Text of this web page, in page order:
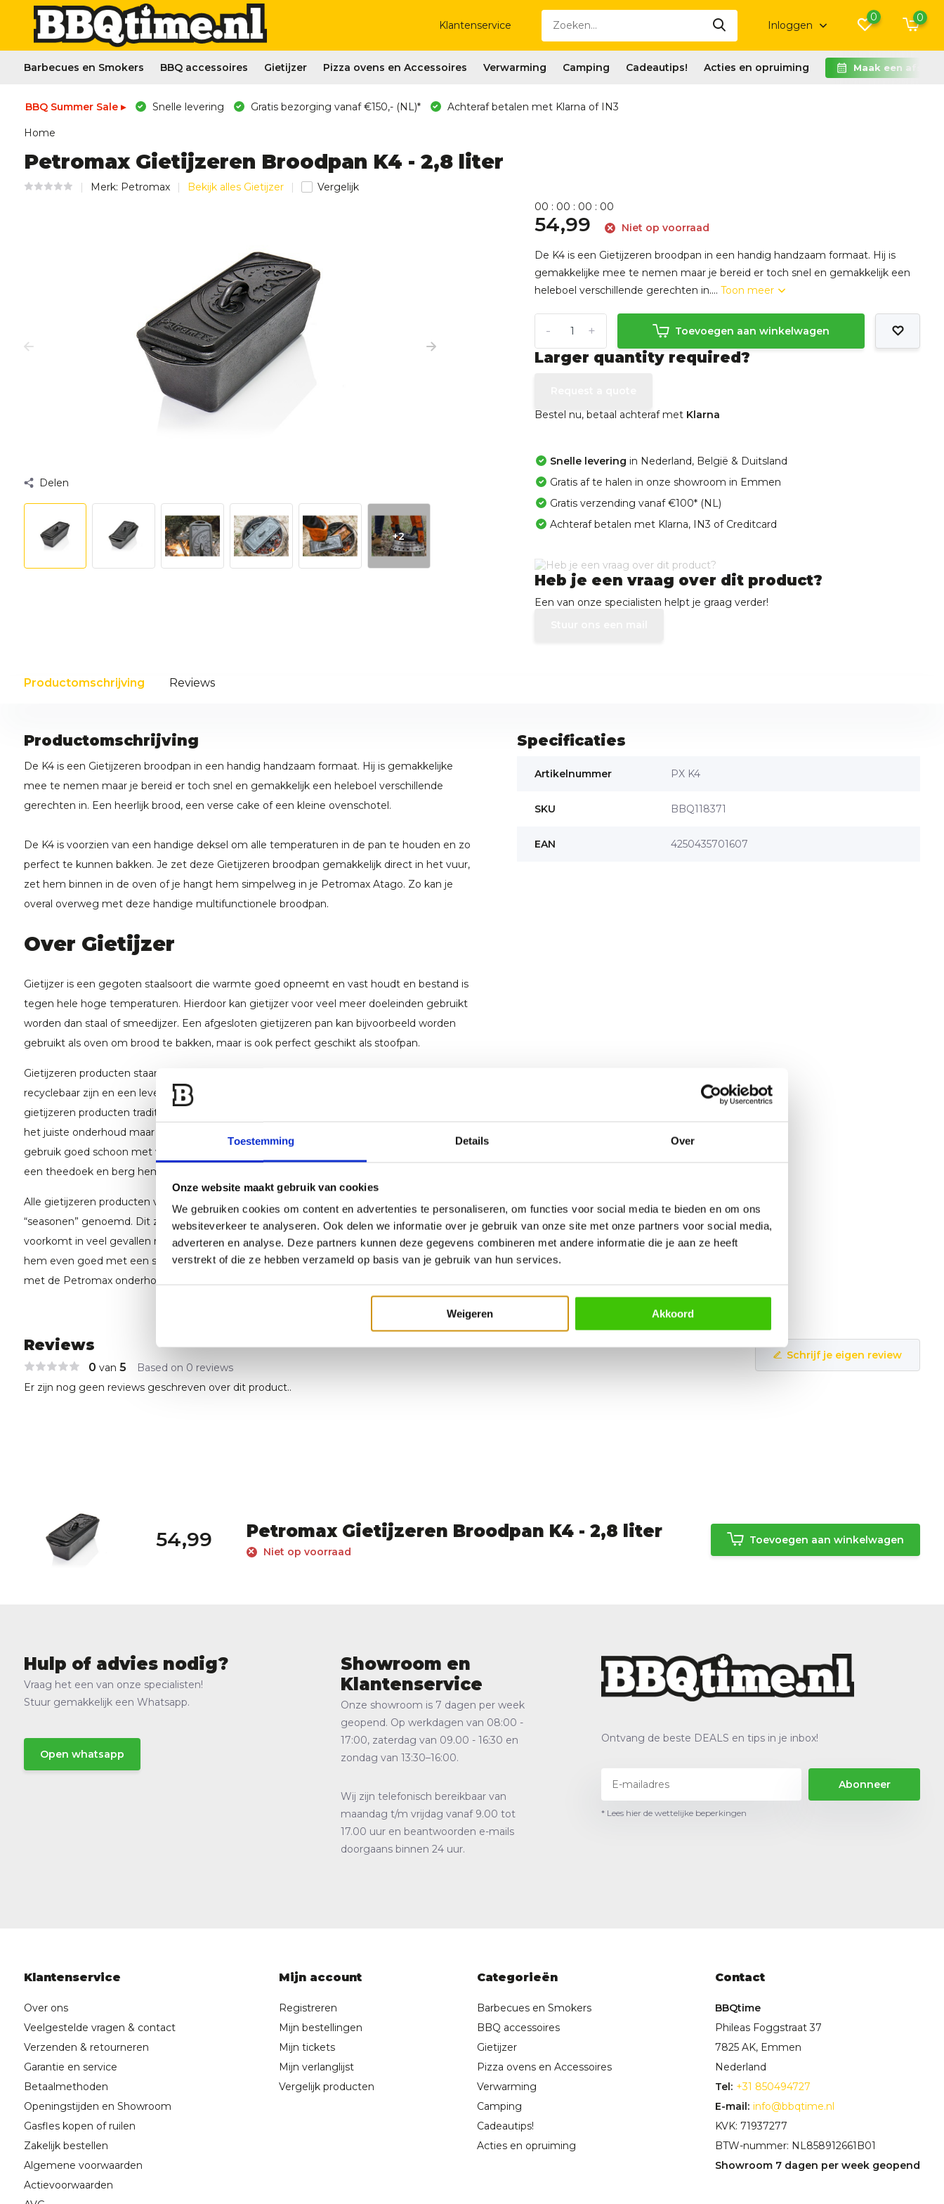
Toestemming Details Over
Onze website maakt gebruik van cookies
We gebruiken cookies om content en advertenties te personaliseren, om functies voor social media te bieden en om ons
websiteverkeer te analyseren. Ook delen we informatie over je gebruik van onze site met onze partners voor social media,
adverteren en analyse. Deze partners kunnen deze gegevens combineren met andere informatie die je aan ze heeft
verstrekt of die ze hebben verzameld op basis van je gebruik van hun services.
Weigeren Akkoord
Klantenservice Inloggen
0 0
Barbecues en Smokers BBQ accessoires Gietijzer Pizza ovens en Accessoires Verwarming Camping Cadeautips! Acties en opruiming Maak een
BBQ Summer Sale ▸ Snelle levering Gratis bezorging vanaf €150,- (NL)* Achteraf betalen met Klarna of IN3
Home
Petromax Gietijzeren Broodpan K4 - 2,8 liter
Merk: Petromax Bekijk alles Gietijzer Vergelijk
Delen
+2
00 : 00 : 00 : 00
54,99 Niet op voorraad
De K4 is een Gietijzeren broodpan in een handig handzaam formaat. Hij is
gemakkelijke mee te nemen maar je bereid er toch snel en gemakkelijk een
heleboel verschillende gerechten in....Toon meer
+
- Toevoegen aan winkelwagen
Larger quantity required?
Bestel nu, betaal achteraf met Klarna
Snelle levering in Nederland, België & Duitsland
Gratis af te halen in onze showroom in Emmen
Gratis verzending vanaf €100* (NL)
Achteraf betalen met Klarna, IN3 of Creditcard
Heb je een vraag over dit product?
Een van onze specialisten helpt je graag verder!
Productomschrijving Reviews
Productomschrijving
De K4 is een Gietijzeren broodpan in een handig handzaam formaat. Hij is gemakkelijke
mee te nemen maar je bereid er toch snel en gemakkelijk een heleboel verschillende
gerechten in. Een heerlijk brood, een verse cake of een kleine ovenschotel.
De K4 is voorzien van een handige deksel om alle temperaturen in de pan te houden en zo
perfect te kunnen bakken. Je zet deze Gietijzeren broodpan gemakkelijk direct in het vuur,
zet hem binnen in de oven of je hangt hem simpelweg in je Petromax Atago. Zo kan je
overal overweg met deze handige multifunctionele broodpan.
Over Gietijzer
Gietijzer is een gegoten staalsoort die warmte goed opneemt en vast houdt en bestand is
tegen hele hoge temperaturen. Hierdoor kan gietijzer voor veel meer doeleinden gebruikt
worden dan staal of smeedijzer. Een afgesloten gietijzeren pan kan bijvoorbeeld worden
gebruikt als oven om brood te bakken, maar is ook perfect geschikt als stoofpan.
Gietijzeren producten staan al jaren bekend als duurzame producten omdat ze 100%
recyclebaar zijn en een leven lang meegaan mits je het met zorg behandeld. Zo worden
gietijzeren producten traditioneel van generatie op generatie doorgegeven. Gietijzer vergt
het juiste onderhoud maar dit is minder dan je denkt. Maak je gietijzeren product na
gebruik goed schoon met warm water en een afwasborstel. Droog je product goed af met
een theedoek en berg hem netjes op.
Alle gietijzeren producten van Petromax zijn meerdere keren voorbehandeld ook wel
“seasonen” genoemd. Dit zorgt voor een soort een natuurlijke anti aanbaklaag en
voorkomt in veel gevallen roest. Roest je product toch een keer, geen probleem, boen
hem even goed met een staalborstel, spoel hem af en behandel hem zelf even opnieuw
met de Petromax onderhoudswax.
Specificaties
Artikelnummer PX K4
SKU BBQ118371
EAN 4250435701607
Reviews
0 van 5 Based on 0 reviews
Schrijf je eigen review
Er zijn nog geen reviews geschreven over dit product..
54,99 Petromax Gietijzeren Broodpan K4 - 2,8 liter
Niet op voorraad
Toevoegen aan winkelwagen
Hulp of advies nodig?
Vraag het een van onze specialisten!
Stuur gemakkelijk een Whatsapp.
Open whatsapp
Showroom en
Klantenservice
Onze showroom is 7 dagen per week
geopend. Op werkdagen van 08:00 -
17:00, zaterdag van 09.00 - 16:30 en
zondag van 13:30–16:00.
Wij zijn telefonisch bereikbaar van
maandag t/m vrijdag vanaf 9.00 tot
17.00 uur en beantwoorden e-mails
doorgaans binnen 24 uur.
Ontvang de beste DEALS en tips in je inbox!
Abonneer
* Lees hier de wettelijke beperkingen
Klantenservice
Over ons
Veelgestelde vragen & contact
Verzenden & retourneren
Garantie en service
Betaalmethoden
Openingstijden en Showroom
Gasfles kopen of ruilen
Zakelijk bestellen
Algemene voorwaarden
Actievoorwaarden
Mijn account
Registreren
Mijn bestellingen
Mijn tickets
Mijn verlanglijst
Vergelijk producten
Categorieën
Barbecues en Smokers
BBQ accessoires
Gietijzer
Pizza ovens en Accessoires
Verwarming
Camping
Cadeautips!
Acties en opruiming
Contact
BBQtime
Phileas Foggstraat 37
7825 AK, Emmen
Nederland
Tel: +31 850494727
E-mail: info@bbqtime.nl
KVK: 71937277
BTW-nummer: NL858912661B01
Showroom 7 dagen per week geopend